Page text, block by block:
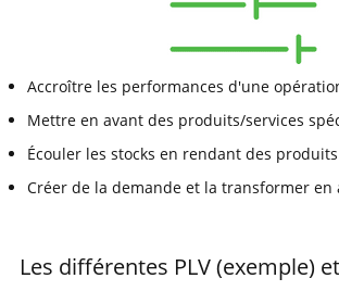
Accroître les performances d'une
Mettre en avant des produits/services
Écouler les stocks en rendant des
Créer de la demande et la transformer en
Les différentes PLV (exemple)